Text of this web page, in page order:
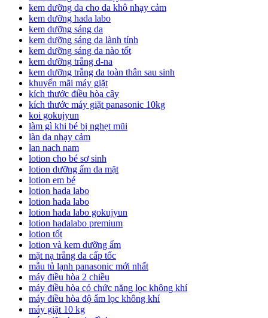
kem dưỡng da cho da khô nhạy cảm
kem dưỡng hada labo
kem dưỡng sáng da
kem dưỡng sáng da lành tính
kem dưỡng sáng da nào tốt
kem dưỡng trắng d-na
kem dưỡng trắng da toàn thân sau sinh
khuyến mãi máy giặt
kích thước điều hòa cây
kích thước máy giặt panasonic 10kg
koi gokujyun
làm gì khi bé bị nghẹt mũi
làn da nhạy cảm
lan nach nam
lotion cho bé sơ sinh
lotion dưỡng ẩm da mặt
lotion em bé
lotion hada labo
lotion hada labo
lotion hada labo gokujyun
lotion hadalabo premium
lotion tốt
lotion và kem dưỡng ẩm
mặt nạ trắng da cấp tốc
mẫu tủ lạnh panasonic mới nhất
máy điều hòa 2 chiều
máy điều hòa có chức năng lọc không khí
máy điều hòa độ ẩm lọc không khí
máy giặt 10 kg